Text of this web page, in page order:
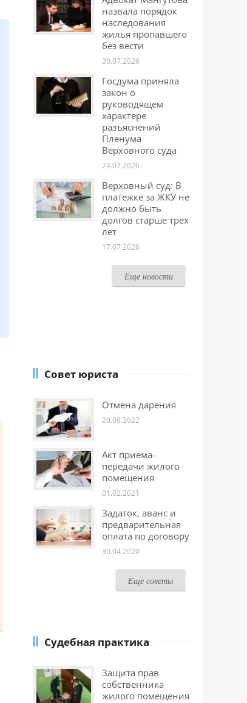
назвала порядок
наследования
жилья пропавшего
без вести
30.07.2026
Госдума приняла
закон о
руководящем
характере
разъяснений
Пленума
Верховного суда
24.07.2026
Верховный суд: В
платежке за ЖКУ не
должно быть
долгов старше трех
лет
17.07.2026
Еще новости
Совет юриста
Отмена дарения
20.09.2022
Акт приема-
передачи жилого
помещения
01.02.2021
Задаток, аванс и
предварительная
оплата по договору
30.04.2020
Еще советы
Судебная практика
Защита прав
собственника
жилого помещения